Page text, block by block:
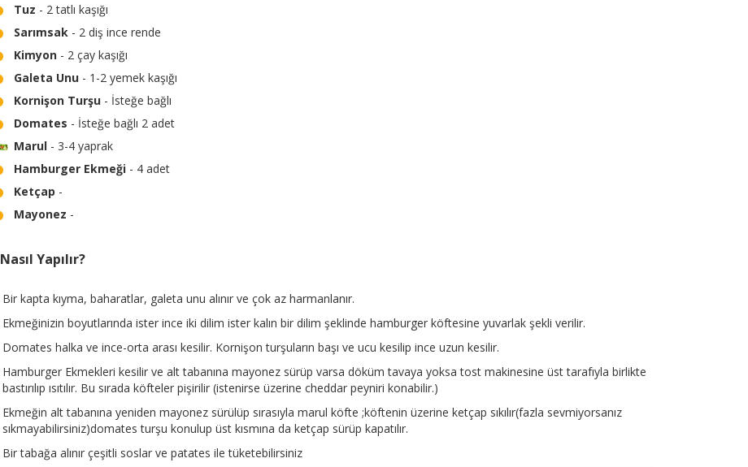
Tuz - 2 tatlı kaşığı
Sarımsak - 2 diş ince rende
Kimyon - 2 çay kaşığı
Galeta Unu - 1-2 yemek kaşığı
Kornişon Turşu - İsteğe bağlı
Domates - İsteğe bağlı 2 adet
Marul - 3-4 yaprak
Hamburger Ekmeği - 4 adet
Ketçap -
Mayonez -
Nasıl Yapılır?
Bir kapta kıyma, baharatlar, galeta unu alınır ve çok az harmanlanır.
Ekmeğinizin boyutlarında ister ince iki dilim ister kalın bir dilim şeklinde hamburger köftesine yuvarlak şekli verilir.
Domates halka ve ince-orta arası kesilir. Kornişon turşuların başı ve ucu kesilip ince uzun kesilir.
Hamburger Ekmekleri kesilir ve alt tabanına mayonez sürüp varsa döküm tavaya yoksa tost makinesine üst tarafıyla birlikte
bastırılıp ısıtılır. Bu sırada köfteler pişirilir (istenirse üzerine cheddar peyniri konabilir.)
Ekmeğin alt tabanına yeniden mayonez sürülüp sırasıyla marul köfte ;köftenin üzerine ketçap sıkılır(fazla sevmiyorsanız
sıkmayabilirsiniz)domates turşu konulup üst kısmına da ketçap sürüp kapatılır.
Bir tabağa alınır çeşitli soslar ve patates ile tüketebilirsiniz